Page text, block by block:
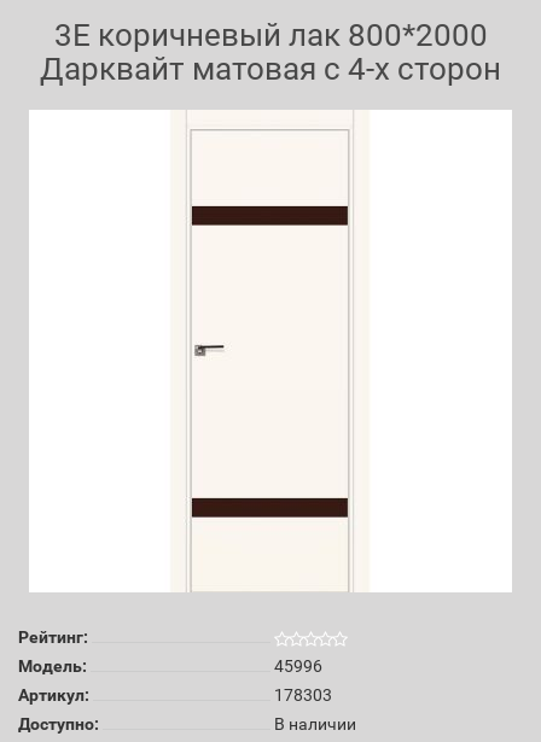
3E коричневый лак 800*2000
Дарквайт матовая с 4-х сторон
Рейтинг:
Модель:
45996
Артикул:
178303
Доступно:
В наличии